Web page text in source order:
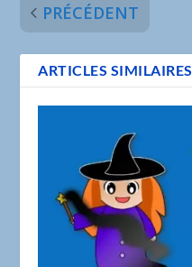
PRÉCÉDENT
ARTICLES SIMILAIRES